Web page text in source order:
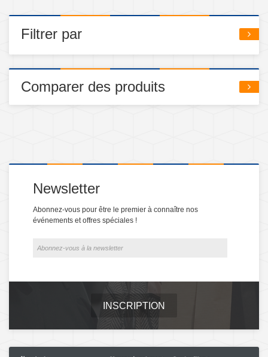
Filtrer par
Comparer des produits
Newsletter
Abonnez-vous pour être le premier à connaître nos
événements et offres spéciales !
INSCRIPTION